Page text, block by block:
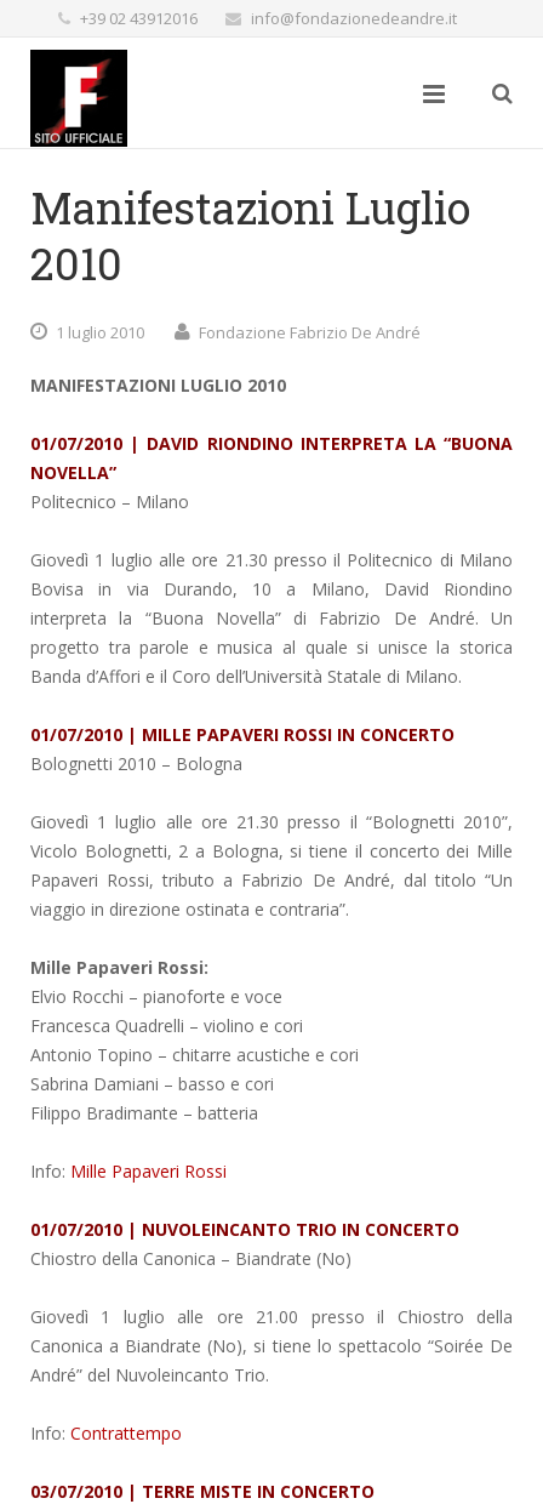
+39 02 43912016 info@fondazionedeandre.it
Manifestazioni Luglio
2010
1 luglio 2010 Fondazione Fabrizio De André
MANIFESTAZIONI LUGLIO 2010
01/07/2010 | DAVID RIONDINO INTERPRETA LA “BUONA
NOVELLA”
Politecnico – Milano
Giovedì 1 luglio alle ore 21.30 presso il Politecnico di Milano
Bovisa in via Durando, 10 a Milano, David Riondino
interpreta la “Buona Novella” di Fabrizio De André. Un
progetto tra parole e musica al quale si unisce la storica
Banda d’Affori e il Coro dell’Università Statale di Milano.
01/07/2010 | MILLE PAPAVERI ROSSI IN CONCERTO
Bolognetti 2010 – Bologna
Giovedì 1 luglio alle ore 21.30 presso il “Bolognetti 2010”,
Vicolo Bolognetti, 2 a Bologna, si tiene il concerto dei Mille
Papaveri Rossi, tributo a Fabrizio De André, dal titolo “Un
viaggio in direzione ostinata e contraria”.
Mille Papaveri Rossi:
Elvio Rocchi – pianoforte e voce
Francesca Quadrelli – violino e cori
Antonio Topino – chitarre acustiche e cori
Sabrina Damiani – basso e cori
Filippo Bradimante – batteria
Info: Mille Papaveri Rossi
01/07/2010 | NUVOLEINCANTO TRIO IN CONCERTO
Chiostro della Canonica – Biandrate (No)
Giovedì 1 luglio alle ore 21.00 presso il Chiostro della
Canonica a Biandrate (No), si tiene lo spettacolo “Soirée De
André” del Nuvoleincanto Trio.
Info: Contrattempo
03/07/2010 | TERRE MISTE IN CONCERTO